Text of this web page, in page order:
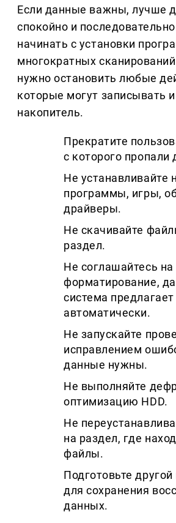
Если данные важны, лучше
спокойно и
начинать с установки
многократных
нужно остановить любые
которые могут записывать
накопитель.
Прекратите
с которого пропали
Не устанавливайте
программы, игры,
драйверы.
Не скачивайте
раздел.
Не соглашайтесь на
форматирование,
система предлагает
автоматически.
Не запускайте
исправлением
данные нужны.
Не выполняйте
оптимизацию HDD.
Не
на раздел, где
файлы.
Подготовьте
для сохранения
данных.